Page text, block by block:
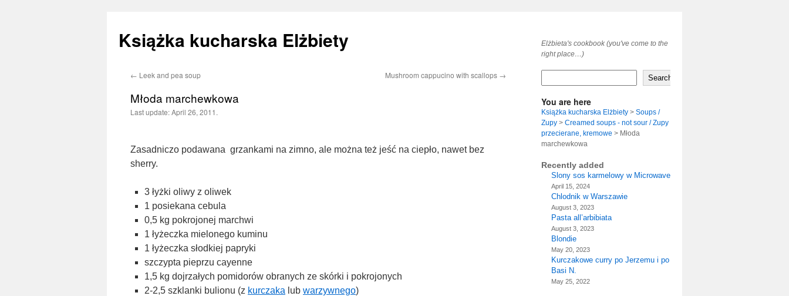
Książka kucharska Elżbiety
Elżbieta's cookbook (you've come to the
right place…)
Skip
← Leek and pea soup Mushroom cappucino with scallops →
Młoda marchewkowa
Last update:April 26, 2011.
Zasadniczo podawana grzankami na zimno, ale można też jeść na ciepło, nawet bez
sherry.
3 łyżki oliwy z oliwek
1 posiekana cebula
0,5 kg pokrojonej marchwi
1 łyżeczka mielonego kuminu
1 łyżeczka słodkiej papryki
szczypta pieprzu cayenne
1,5 kg dojrzałych pomidorów obranych ze skórki i pokrojonych
2-2,5 szklanki bulionu (z kurczaka lub warzywnego)
Search
You are here
Książka kucharska Elżbiety > Soups /
Zupy > Creamed soups - not sour / Zupy
przecierane, kremowe > Młoda
marchewkowa
Recently added
Slony sos karmelowy w Microwave
April 15, 2024
Chlodnik w Warszawie
August 3, 2023
Pasta all’arbibiata
August 3, 2023
Blondie
May 20, 2023
Kurczakowe curry po Jerzemu i po
Basi N.
May 25, 2022